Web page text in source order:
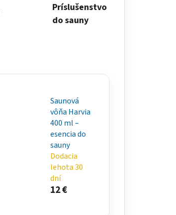
Príslušenstvo
do sauny
Saunová
vôňa Harvia
400 ml –
esencia do
sauny
Dodacia
lehota 30
dní
12 €